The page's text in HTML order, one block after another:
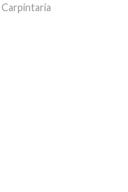
Carpintaria